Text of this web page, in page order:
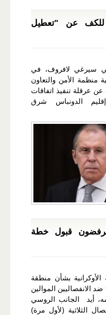
عن "تعطيل
سيرغي لافروف، في
منظمة الأمن والتعاون
عرقلة تنفيذ اتفاقات
الدونباس شرق
يرفضون قبول خطة
بشأن منطقة
الانفصاليين الموالين
أيد الجانب الروسي
الثلاثية (لأول مرة)